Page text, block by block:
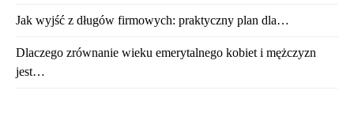
Jak wyjść z długów firmowych: praktyczny plan dla…
Dlaczego zrównanie wieku emerytalnego kobiet i mężczyzn
jest…